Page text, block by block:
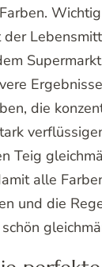
die
Teig
alle
und die